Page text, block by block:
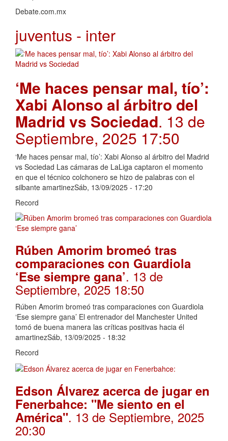
Debate.com.mx
juventus - inter
‘Me haces pensar mal, tío’:
Xabi Alonso al árbitro del
Madrid vs Sociedad. 13 de
Septiembre, 2025 17:50
‘Me haces pensar mal, tío’: Xabi Alonso al árbitro del Madrid
vs Sociedad Las cámaras de LaLiga captaron el momento
en que el técnico colchonero se hizo de palabras con el
silbante amartinezSáb, 13/09/2025 - 17:20
Record
Rúben Amorim bromeó tras
comparaciones con Guardiola
‘Ese siempre gana’. 13 de
Septiembre, 2025 18:50
Rúben Amorim bromeó tras comparaciones con Guardiola
‘Ese siempre gana’ El entrenador del Manchester United
tomó de buena manera las críticas positivas hacia él
amartinezSáb, 13/09/2025 - 18:32
Record
Edson Álvarez acerca de jugar en
Fenerbahce: "Me siento en el
América". 13 de Septiembre, 2025
20:30